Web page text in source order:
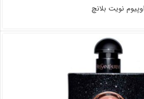
نویت بلانچ